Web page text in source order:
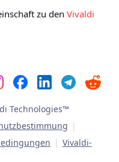
zu den Vivaldi
Technologies™
|
| Vivaldi-